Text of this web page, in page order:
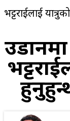
भट्टराईलाई
उडानमा